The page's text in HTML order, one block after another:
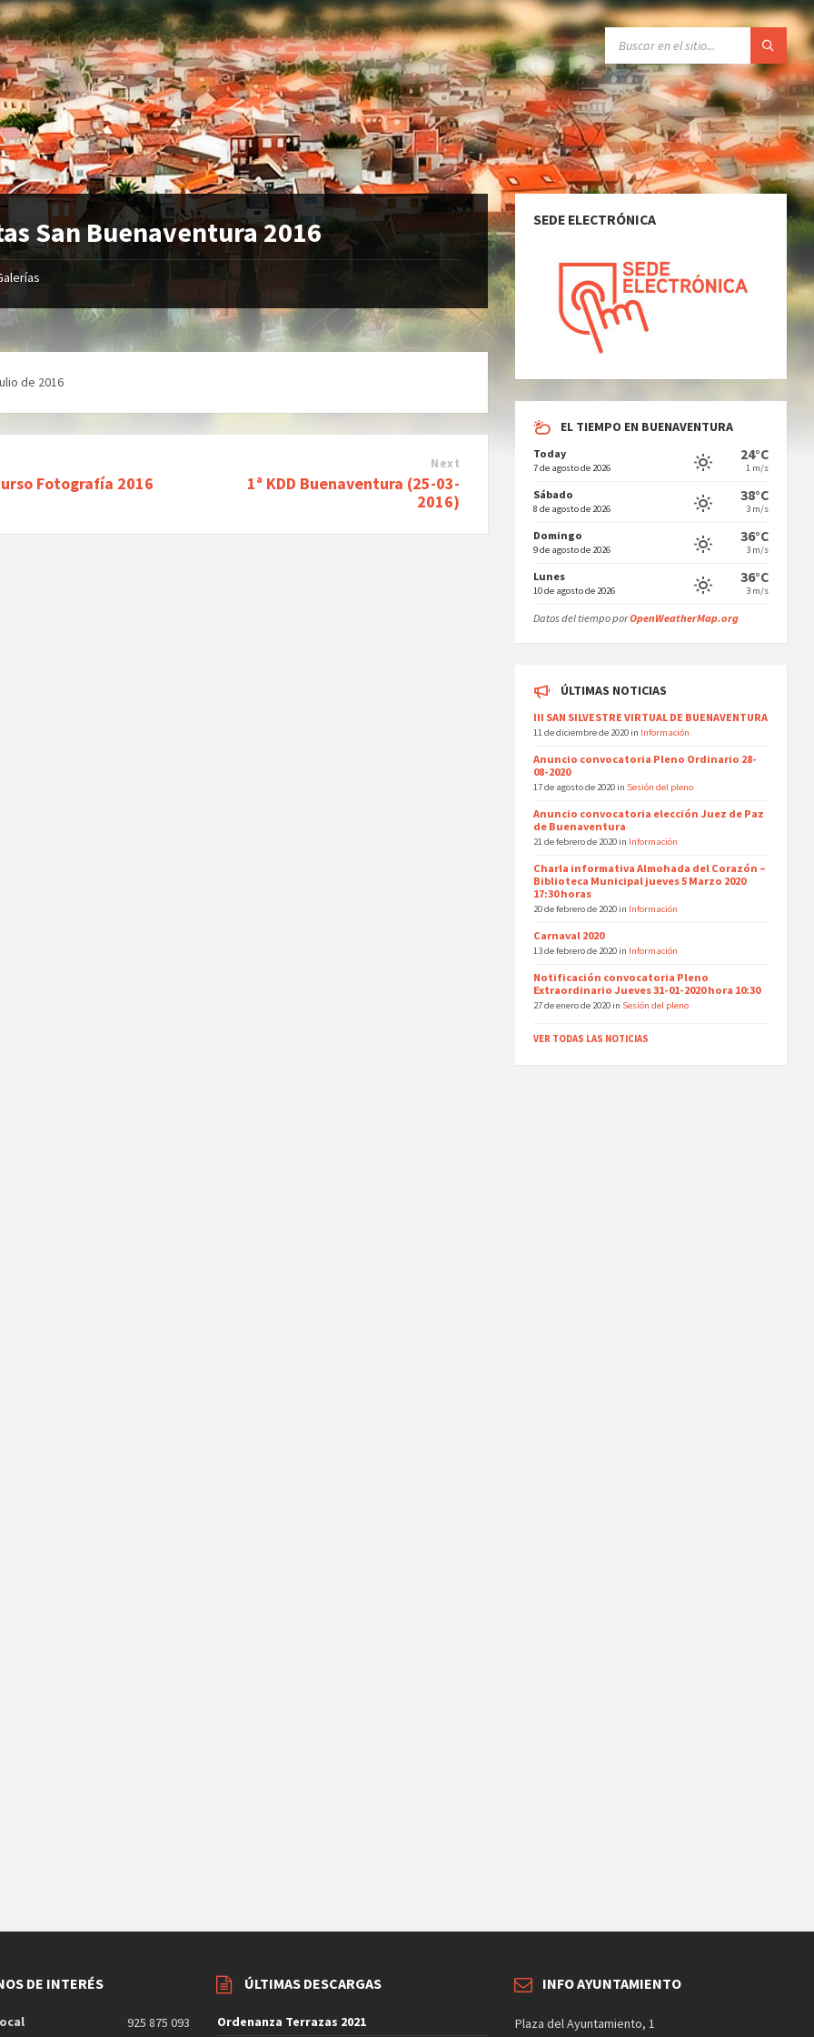
SEARCH:
San Buenaventura 2016
de 2016
Fotografía 2016
Next
1ª KDD Buenaventura (25-03-
2016)
SEDE ELECTRÓNICA
EL TIEMPO EN BUENAVENTURA
Today
7 de agosto de 2026
24°C
1 m/s
Sábado
8 de agosto de 2026
38°C
3 m/s
Domingo
9 de agosto de 2026
36°C
3 m/s
Lunes
10 de agosto de 2026
36°C
3 m/s
Datos del tiempo porOpenWeatherMap.org
ÚLTIMAS NOTICIAS
III SAN SILVESTRE VIRTUAL DE BUENAVENTURA
11 de diciembre de 2020 in Información
Anuncio convocatoria Pleno Ordinario 28-
08-2020
17 de agosto de 2020 in Sesión del pleno
Anuncio convocatoria elección Juez de Paz
de Buenaventura
21 de febrero de 2020 in Información
Charla informativa Almohada del Corazón –
Biblioteca Municipal jueves 5 Marzo 2020
17:30 horas
20 de febrero de 2020 in Información
Carnaval 2020
13 de febrero de 2020 in Información
Notificación convocatoria Pleno
Extraordinario Jueves 31-01-2020 hora 10:30
27 de enero de 2020 in Sesión del pleno
VER TODAS LAS NOTICIAS
DE INTERÉS
925 875 093
ÚLTIMAS DESCARGAS
Ordenanza Terrazas 2021
INFO AYUNTAMIENTO
Plaza del Ayuntamiento, 1